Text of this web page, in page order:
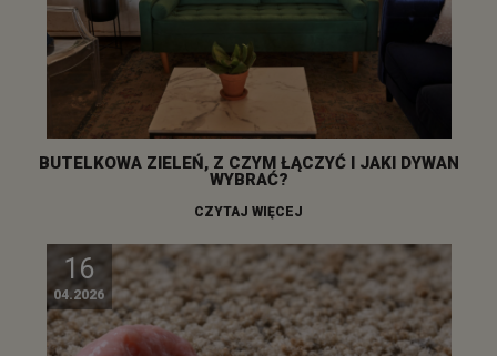
BUTELKOWA ZIELEŃ, Z CZYM ŁĄCZYĆ I JAKI DYWAN
WYBRAĆ?
CZYTAJ WIĘCEJ
16
04.2026